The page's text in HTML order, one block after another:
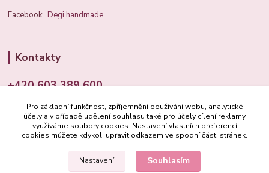
Facebook:Degi handmade
Kontakty
+420 603 389 600
info@degi.cz
Pro základní funkčnost, zpříjemnění používání webu, analytické
účely a v případě udělení souhlasu také pro účely cílení reklamy
využíváme soubory cookies. Nastavení vlastních preferencí
cookies můžete kdykoli upravit odkazem ve spodní části stránek.
Nastavení Souhlasím